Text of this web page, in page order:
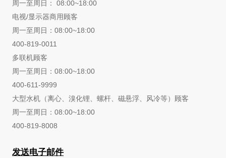
周一至周日： 08:00~18:00
电视/显示器商用顾客
周一至周日：08:00~18:00
400-819-0011
多联机顾客
周一至周日：08:00~18:00
400-611-9999
大型水机（离心、溴化锂、螺杆、磁悬浮、风冷等）顾客
周一至周日：08:00~18:00
400-819-8008
发送电子邮件